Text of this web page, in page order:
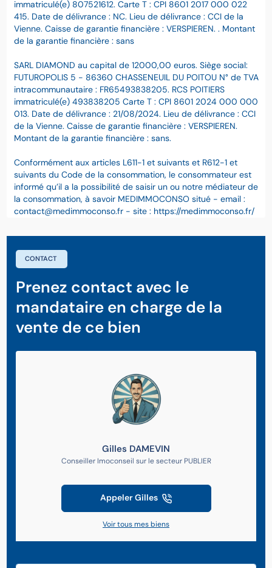
immatriculé(e) 807521612. Carte T : CPI 8601 2017 000 022
415. Date de délivrance : NC. Lieu de délivrance : CCI de la
Vienne. Caisse de garantie financière : VERSPIEREN. . Montant
de la garantie financière : sans
SARL DIAMOND au capital de 12000,00 euros. Siège social:
FUTUROPOLIS 5 - 86360 CHASSENEUIL DU POITOU N° de TVA
intracommunautaire : FR65493838205. RCS POITIERS
immatriculé(e) 493838205 Carte T : CPI 8601 2024 000 000
013. Date de délivrance : 21/08/2024. Lieu de délivrance : CCI
de la Vienne. Caisse de garantie financière : VERSPIEREN.
Montant de la garantie financière : sans.
Conformément aux articles L611-1 et suivants et R612-1 et
suivants du Code de la consommation, le consommateur est
informé qu’il a la possibilité de saisir un ou notre médiateur de
la consommation, à savoir MEDIMMOCONSO situé - email :
contact@medimmoconso.fr - site : https://medimmoconso.fr/
CONTACT
Prenez contact avec le
mandataire en charge de la
vente de ce bien
Gilles DAMEVIN
Conseiller Imoconseil sur le secteur PUBLIER
Appeler Gilles
Voir tous mes biens